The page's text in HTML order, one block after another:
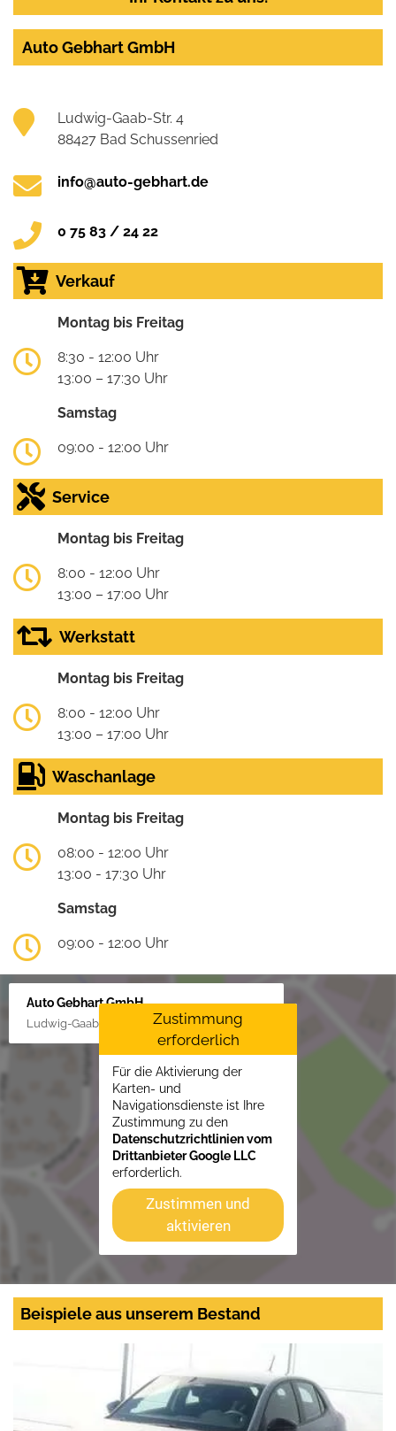
Auto Gebhart GmbH
Ludwig-Gaab-Str. 4
88427 Bad Schussenried
info@auto-gebhart.de
0 75 83 / 24 22
Verkauf
Montag bis Freitag
8:30 - 12:00 Uhr
13:00 – 17:30 Uhr
Samstag
09:00 - 12:00 Uhr
Service
Montag bis Freitag
8:00 - 12:00 Uhr
13:00 – 17:00 Uhr
Werkstatt
Montag bis Freitag
8:00 - 12:00 Uhr
13:00 – 17:00 Uhr
Waschanlage
Montag bis Freitag
08:00 - 12:00 Uhr
13:00 - 17:30 Uhr
Samstag
09:00 - 12:00 Uhr
Auto Gebhart GmbH
Ludwig-Gaab-Str. 4, 88427 Bad Schussenried
Zustimmung
erforderlich
Für die Aktivierung der
Karten- und
Navigationsdienste ist Ihre
Zustimmung zu den
Datenschutzrichtlinien vom
Drittanbieter Google LLC
erforderlich.
Zustimmen und
aktivieren
Beispiele aus unserem Bestand